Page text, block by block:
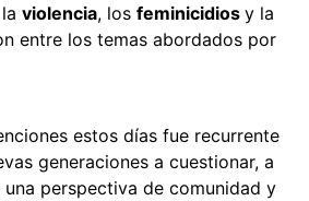
violencia, los feminicidios y la
entre los temas abordados por
estos días fue recurrente
generaciones a cuestionar, a
perspectiva de comunidad y